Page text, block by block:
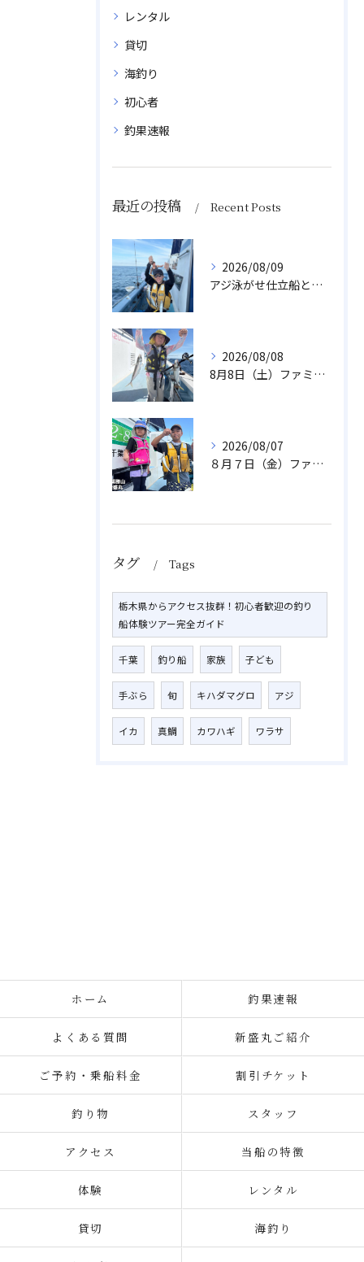
レンタル
貸切
海釣り
初心者
釣果速報
最近の投稿 Recent Posts
2026/08/09
アジ泳がせ仕立船とスルメイカ船
2026/08/08
8月8日（土）ファミリーアジ
2026/08/07
８月７日（金）ファミリフィッシング
タグ Tags
栃木県からアクセス抜群！初心者歓迎の釣り
船体験ツアー完全ガイド
千葉 釣り船 家族 子ども
手ぶら 旬 キハダマグロ アジ
イカ 真鯛 カワハギ ワラサ
ホーム 釣果速報
よくある質問 新盛丸ご紹介
ご予約・乗船料金 割引チケット
釣り物 スタッフ
アクセス 当船の特徴
体験 レンタル
貸切 海釣り